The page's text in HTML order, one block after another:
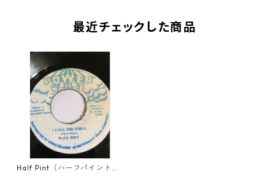
最近チェックした商品
Half Pint（ハーフパイント）